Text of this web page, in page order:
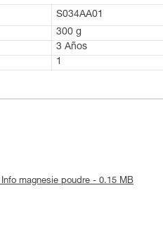
S034AA01
300 g
3 Años
1
magnesie poudre - 0.15 MB